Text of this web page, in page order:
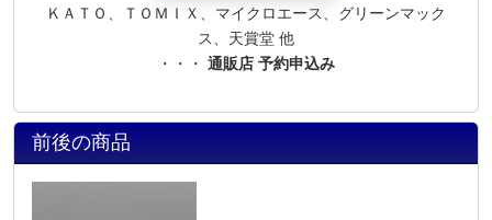
ＫＡＴＯ、ＴＯＭＩＸ、マイクロエース、グリーンマック
ス、天賞堂 他
・・・ 通販店 予約申込み
前後の商品